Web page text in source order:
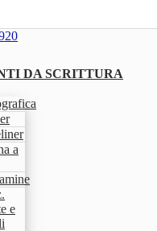
DA SCRITTURA
a
e